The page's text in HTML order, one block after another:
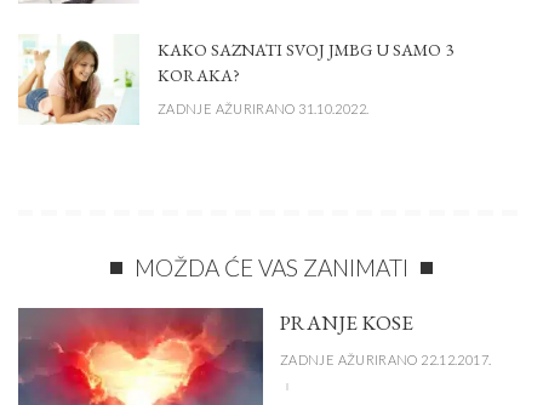
KAKO SAZNATI SVOJ JMBG U SAMO 3
KORAKA?
ZADNJE AŽURIRANO 31.10.2022.
MOŽDA ĆE VAS ZANIMATI
PRANJE KOSE
ZADNJE AŽURIRANO 22.12.2017.